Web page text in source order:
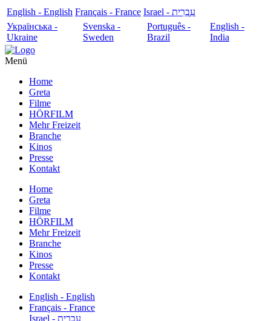
English - English Français - France
עִבְרִית - Israel
Українська -
Ukraine
Svenska -
Sweden
Português -
Brazil
English -
India
Menü
Home
Greta
Filme
HÖRFILM
Mehr Freizeit
Branche
Kinos
Presse
Kontakt
Home
Greta
Filme
HÖRFILM
Mehr Freizeit
Branche
Kinos
Presse
Kontakt
English - English
Français - France
עִבְרִית - Israel